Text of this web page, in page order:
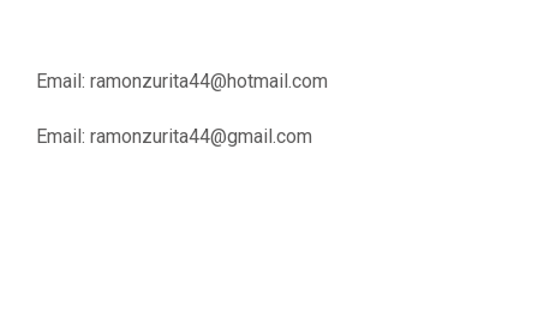
Email: ramonzurita44@hotmail.com
Email: ramonzurita44@gmail.com